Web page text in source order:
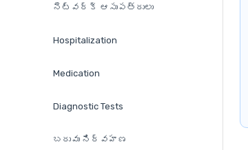
నెట్‌వర్క్ ఆసుపత్రులు
Hospitalization
Medication
Diagnostic Tests
బరువు నిర్వహణ